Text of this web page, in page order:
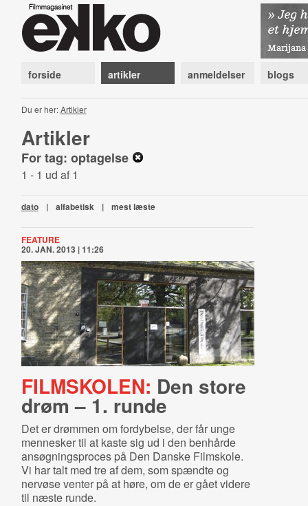
forside artikler anmeldelser blogs
Du er her:Artikler
Artikler
For tag: optagelse
1 - 1 ud af 1
dato | alfabetisk | mest læste
FEATURE
20. JAN. 2013 | 11:26
FILMSKOLEN: Den store
drøm – 1. runde
Det er drømmen om fordybelse, der får unge
mennesker til at kaste sig ud i den benhårde
ansøgningsproces på Den Danske Filmskole.
Vi har talt med tre af dem, som spændte og
nervøse venter på at høre, om de er gået videre
til næste runde.